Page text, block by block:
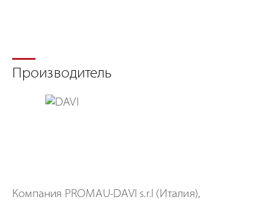
Производитель
Компания PROMAU-DAVI s.r.l (Италия),